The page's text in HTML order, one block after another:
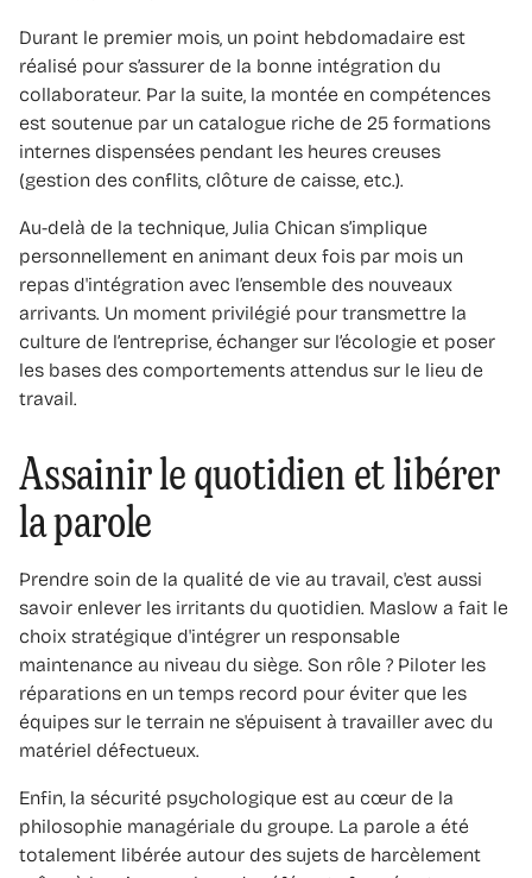
Durant le premier mois, un point hebdomadaire est
réalisé pour s’assurer de la bonne intégration du
collaborateur. Par la suite, la montée en compétences
est soutenue par un catalogue riche de 25 formations
internes dispensées pendant les heures creuses
(gestion des conflits, clôture de caisse, etc.).
Au-delà de la technique, Julia Chican s’implique
personnellement en animant deux fois par mois un
repas d'intégration avec l’ensemble des nouveaux
arrivants. Un moment privilégié pour transmettre la
culture de l’entreprise, échanger sur l’écologie et poser
les bases des comportements attendus sur le lieu de
travail.
Assainir le quotidien et libérer
la parole
Prendre soin de la qualité de vie au travail, c'est aussi
savoir enlever les irritants du quotidien. Maslow a fait le
choix stratégique d'intégrer un responsable
maintenance au niveau du siège. Son rôle ? Piloter les
réparations en un temps record pour éviter que les
équipes sur le terrain ne s'épuisent à travailler avec du
matériel défectueux.
Enfin, la sécurité psychologique est au cœur de la
philosophie managériale du groupe. La parole a été
totalement libérée autour des sujets de harcèlement